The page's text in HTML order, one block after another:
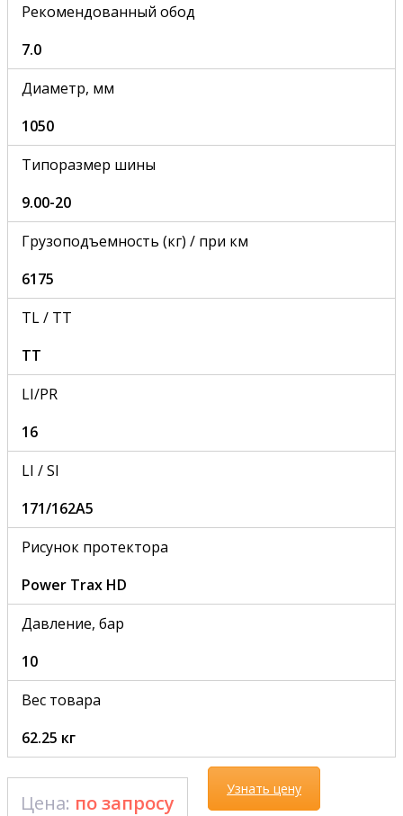
Рекомендованный обод
7.0
Диаметр, мм
1050
Типоразмер шины
9.00-20
Грузоподъемность (кг) / при км
6175
TL / TT
TT
LI/PR
16
LI / SI
171/162A5
Рисунок протектора
Power Trax HD
Давление, бар
10
Вес товара
62.25 кг
Цена: по запросу
Узнать цену